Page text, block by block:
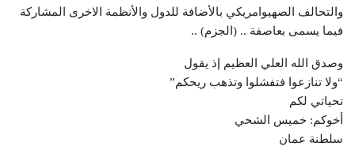
والتحالف الصهيوامريكي بالأضافة للدول والأنظمة الاخرى المشاركة
فيما يسمى بعاصفة .. (الجزم) ..
وصدق الله العلي العظيم إذ يقول
“ولا تنازعوا فتفشلوا وتذهب ريحكم”
تحياتي لكم
أخوكم: خميس الشحي
سلطنة عمان